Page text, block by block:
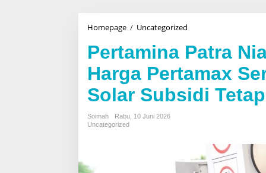
Homepage / Uncategorized
r
t
a
m
i
n
a
Pertamina Patra
Harga Pertamax
Solar Subsidi Tetap
Soimah
Rabu, 10 Juni 2026
Uncategorized